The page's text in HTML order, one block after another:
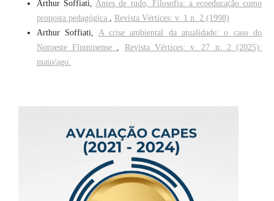
Arthur Soffiati,Antes de tudo, Filosofia: a ecoeducação como
proposta pedagógica , Revista Vértices: v. 1 n. 2 (1998)
Arthur Soffiati, A crise ambiental da atualidade: o caso do
Noroeste Fluminense , Revista Vértices: v. 27 n. 2 (2025):
maio/ago.